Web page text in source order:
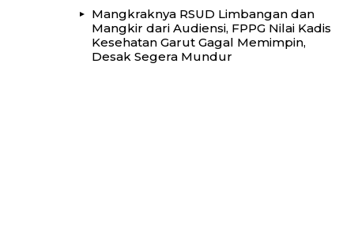
Mangkraknya RSUD Limbangan dan
Mangkir dari Audiensi, FPPG Nilai Kadis
Kesehatan Garut Gagal Memimpin,
Desak Segera Mundur